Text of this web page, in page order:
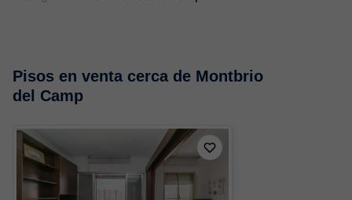
Pisos en venta cerca de Montbrio
del Camp